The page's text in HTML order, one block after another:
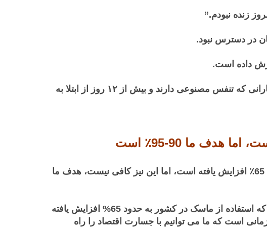
بیش از ۱۲ روز از ابتلا به
گیورگی گاخاریا، نخست وزیر، قبل از جلسه دولت اعلام کرد: “استفاده از ماسک در کشور به حدود 65٪ افزایش یافته است، اما این نیز کافی نیست، هدف ما
وی ادامه داد: یکی از دستاوردهایی که می توانیم به عنوان یک نتیجه خوب از آن نام ببریم این است که استفاده از ماسک در کشور به حدود 65% افزایش یافته
این درصد به 90-95 درصد است. این داده ها زمانی است که ما می توانیم با جسارت اقتصاد را راه